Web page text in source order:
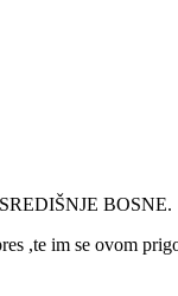
BOSNE.
,te im se ovom